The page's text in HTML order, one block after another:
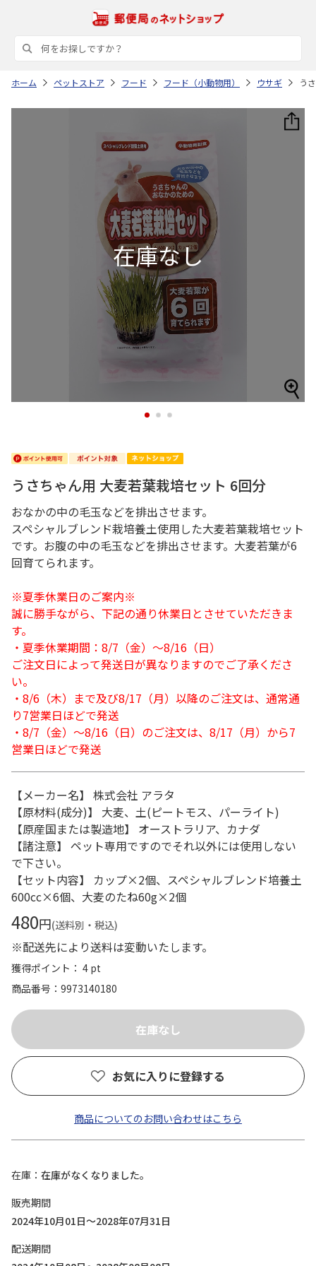
ホーム ペットストア フード フード（小動物用） ウサギ う
1 2 3
うさちゃん用 大麦若葉栽培セット 6回分
おなかの中の毛玉などを排出させます。
スペシャルブレンド栽培養土使用した大麦若葉栽培セット
です。お腹の中の毛玉などを排出させます。大麦若葉が6
回育てられます。
※夏季休業日のご案内※
誠に勝手ながら、下記の通り休業日とさせていただきま
す。
・夏季休業期間：8/7（金）～8/16（日）
ご注文日によって発送日が異なりますのでご了承くださ
い。
・8/6（木）まで及び8/17（月）以降のご注文は、通常通
り7営業日ほどで発送
・8/7（金）～8/16（日）のご注文は、8/17（月）から7
営業日ほどで発送
【メーカー名】 株式会社 アラタ
【原材料(成分)】 大麦、土(ピートモス、パーライト)
【原産国または製造地】 オーストラリア、カナダ
【諸注意】 ペット専用ですのでそれ以外には使用しない
で下さい。
【セット内容】 カップ×2個、スペシャルブレンド培養土
600cc×6個、大麦のたね60g×2個
480円(送料別・税込)
※配送先により送料は変動いたします。
獲得ポイント： 4 pt
商品番号
9973140180
お気に入りに登録する
商品についてのお問い合わせはこちら
在庫
在庫がなくなりました。
販売期間
2024年10月01日～2028年07月31日
配送期間